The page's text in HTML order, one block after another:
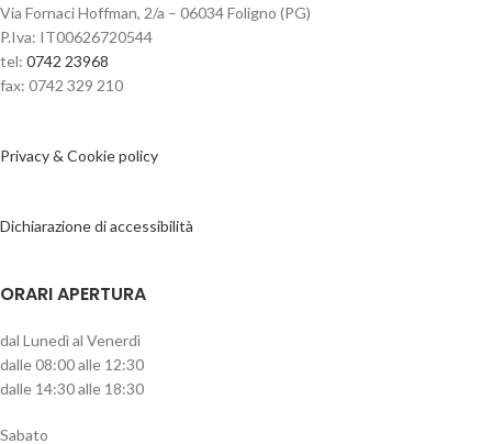
Via Fornaci Hoffman, 2/a – 06034 Foligno (PG)
P.Iva: IT00626720544
tel: 0742 23968
fax: 0742 329 210
Privacy & Cookie policy
Dichiarazione di accessibilità
ORARI APERTURA
dal Lunedì al Venerdì
dalle 08:00 alle 12:30
dalle 14:30 alle 18:30
Sabato